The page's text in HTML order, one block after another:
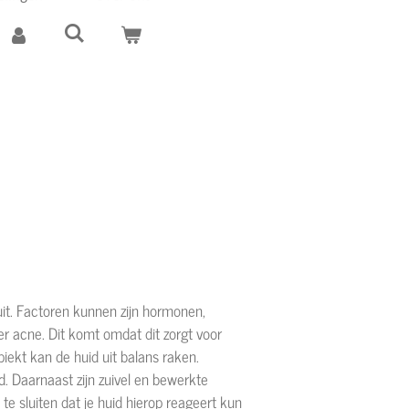
Factoren kunnen zijn hormonen,
acne. Dit komt omdat dit zorgt voor
kan de huid uit balans raken.
Daarnaast zijn zuivel en bewerkte
sluiten dat je huid hierop reageert kun